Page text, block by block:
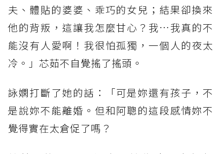
夫、體貼的婆婆、乖巧的女兒；結果卻換來
他的背叛，這讓我怎麼甘心？我…我真的不
能沒有人愛啊！我很怕孤獨，一個人的夜太
冷。」芯茹不自覺搖了搖頭。
詠嫻打斷了她的話：「可是妳還有孩子，不
是說妳不能離婚。但和阿聰的這段感情妳不
覺得實在太倉促了嗎？